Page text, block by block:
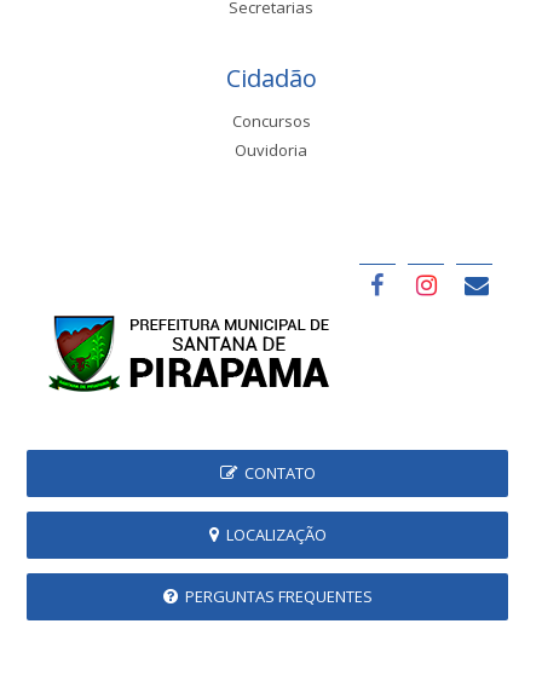
Secretarias
Cidadão
Concursos
Ouvidoria
CONTATO
LOCALIZAÇÃO
PERGUNTAS FREQUENTES